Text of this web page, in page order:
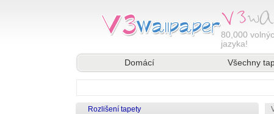
80,000
jazyka!
Domácí Všechny
Rozlišení tapety